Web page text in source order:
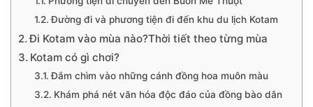
Đường đi và phương tiện đi đến khu du lịch Kotam
Đi Kotam vào mùa nào?Thời tiết theo từng mùa
Kotam có gì chơi?
Đắm chìm vào những cánh đồng hoa muôn màu
Khám phá nét văn hóa độc đáo của đồng bào dân